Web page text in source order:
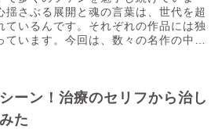
揺さぶる展開と魂の言葉は、世代を超
ているんです。それぞれの作品には独
います。今回は、数々の名作の中か
ーン！治療のセリフから治し
た